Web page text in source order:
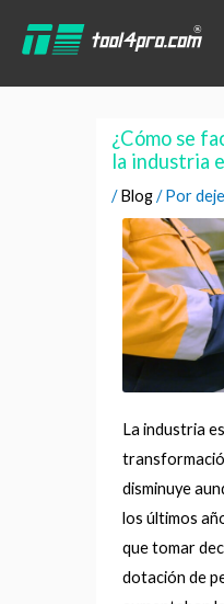
¿Cómo se
la industria
/Blog/ Pordeje
La industria
disminuye
los últimos
que tomar
dotación de